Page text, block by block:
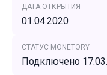
ДАТА ОТКРЫТИЯ
01.04.2020
СТАТУС MONETORY
Подключено